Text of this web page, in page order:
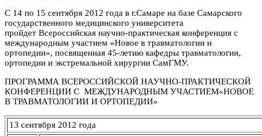
С 14 по 15 сентября 2012 года в г.Самаре на базе Самарского
государственного медицинского университета
пройдет Всероссийская научно-практическая конференция с
международным участием «Новое в травматологии и
ортопедии», посвященная 45-летию кафедры травматологии,
ортопедии и экстремальной хирургии СамГМУ.
ПРОГРАММА ВСЕРОССИЙСКОЙ НАУЧНО-ПРАКТИЧЕСКОЙ
КОНФЕРЕНЦИИ С МЕЖДУНАРОДНЫМ УЧАСТИЕМ«НОВОЕ
В ТРАВМАТОЛОГИИ И ОРТОПЕДИИ»
13 сентября 2012 года